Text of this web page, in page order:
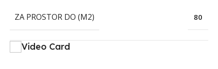
ZA PROSTOR DO (M2) 80
Video Card